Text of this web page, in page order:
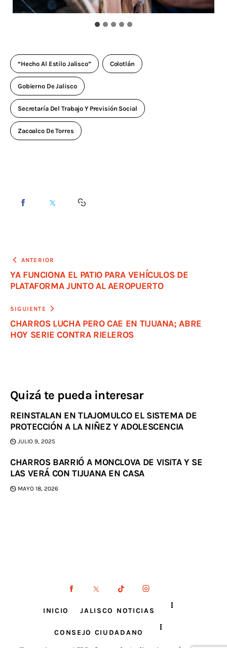
“Hecho Al Estilo Jalisco” Colotlán
Gobierno De Jalisco
Secretaría Del Trabajo Y Previsión Social
Zacoalco De Torres
ANTERIOR
YA FUNCIONA EL PATIO PARA VEHÍCULOS DE
PLATAFORMA JUNTO AL AEROPUERTO
SIGUIENTE
CHARROS LUCHA PERO CAE EN TIJUANA; ABRE
HOY SERIE CONTRA RIELEROS
Quizá te pueda interesar
REINSTALAN EN TLAJOMULCO EL SISTEMA DE
PROTECCIÓN A LA NIÑEZ Y ADOLESCENCIA
JULIO 9, 2025
CHARROS BARRIÓ A MONCLOVA DE VISITA Y SE
LAS VERÁ CON TIJUANA EN CASA
MAYO 18, 2026
INICIO JALISCO NOTICIAS
CONSEJO CIUDADANO